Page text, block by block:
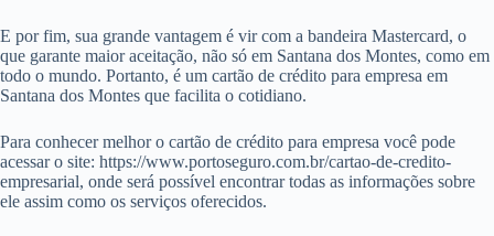
E por fim, sua grande vantagem é vir com a bandeira Mastercard, o
que garante maior aceitação, não só em Santana dos Montes, como em
todo o mundo. Portanto, é um cartão de crédito para empresa em
Santana dos Montes que facilita o cotidiano.
Para conhecer melhor o cartão de crédito para empresa você pode
acessar o site: https://www.portoseguro.com.br/cartao-de-credito-
empresarial, onde será possível encontrar todas as informações sobre
ele assim como os serviços oferecidos.